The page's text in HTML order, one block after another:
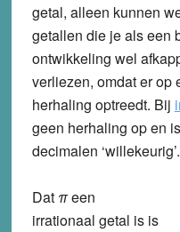
getal, alleen kunnen
getallen die je als een
ontwikkeling wel
verliezen, omdat er op
herhaling optreedt. Bij
geen herhaling op en
decimalen ‘willekeurig’.
Dat πeen
irrationaal getal is is